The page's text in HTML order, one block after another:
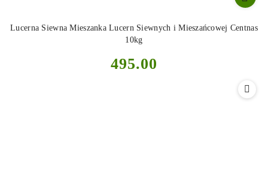
Lucerna Siewna Mieszanka Lucern Siewnych i Mieszańcowej Centnas
10kg
Cena:
495.00